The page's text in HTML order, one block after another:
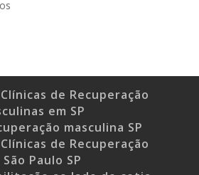
de Recuperação
em SP
masculina SP
de Recuperação
São Paulo SP